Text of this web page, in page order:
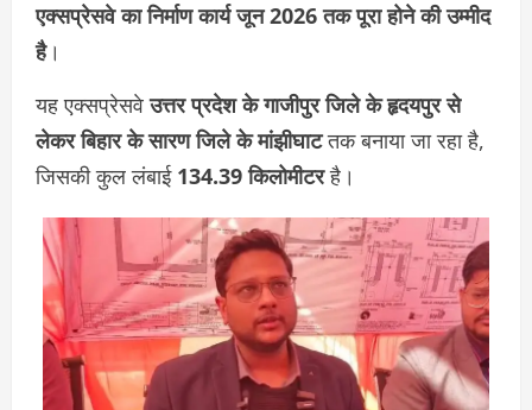
एक्सप्रेसवे का निर्माण कार्य जून 2026 तक पूरा होने की उम्मीद
है।
यह एक्सप्रेसवेउत्तर प्रदेश के गाजीपुर जिले के हृदयपुर से
लेकर बिहार के सारण जिले के मांझीघाटतक बनाया जा रहा है,
जिसकी कुल लंबाई 134.39 किलोमीटरहै।